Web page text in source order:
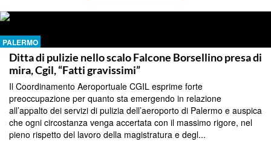
PALERMO
Ditta di pulizie nello scalo Falcone Borsellino presa di
mira, Cgil, “Fatti gravissimi”
Il Coordinamento Aeroportuale CGIL esprime forte
preoccupazione per quanto sta emergendo in relazione
all’appalto dei servizi di pulizia dell’aeroporto di Palermo e auspica
che ogni circostanza venga accertata con il massimo rigore, nel
pieno rispetto del lavoro della magistratura e degl...